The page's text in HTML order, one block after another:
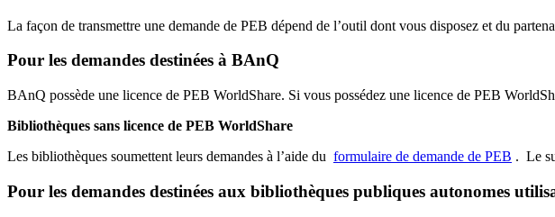
La façon de transmettre une demande de PEB dépend de l’outil dont vous disposez et du
Pour les demandes destinées à BAnQ
BAnQ possède une licence de PEB WorldShare. Si vous possédez une licence de PEB
Bibliothèques sans licence de PEB WorldShare
Les bibliothèques soumettent leurs demandes à l’aide du formulaire de demande de PEB . Le
Pour les demandes destinées aux bibliothèques publiques autonomes